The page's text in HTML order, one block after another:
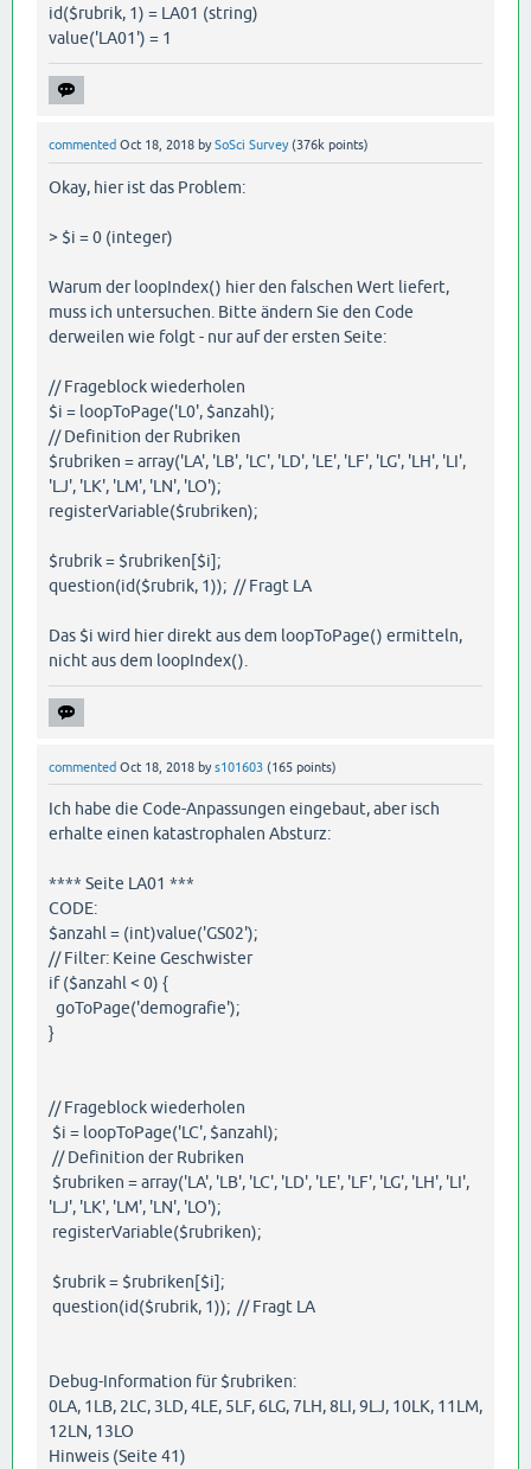
id($rubrik, 1) = LA01 (string)
value('LA01') = 1
commented Oct 18, 2018 bySoSci Survey (376k points)
Okay, hier ist das Problem:
> $i = 0 (integer)
Warum der loopIndex() hier den falschen Wert liefert,
muss ich untersuchen. Bitte ändern Sie den Code
derweilen wie folgt - nur auf der ersten Seite:
// Frageblock wiederholen
$i = loopToPage('L0', $anzahl);
// Definition der Rubriken
$rubriken = array('LA', 'LB', 'LC', 'LD', 'LE', 'LF', 'LG', 'LH', 'LI',
'LJ', 'LK', 'LM', 'LN', 'LO');
registerVariable($rubriken);
$rubrik = $rubriken[$i];
question(id($rubrik, 1)); // Fragt LA
Das $i wird hier direkt aus dem loopToPage() ermitteln,
nicht aus dem loopIndex().
commented Oct 18, 2018 bys101603 (165 points)
Ich habe die Code-Anpassungen eingebaut, aber isch
erhalte einen katastrophalen Absturz:
**** Seite LA01 ***
CODE:
$anzahl = (int)value('GS02');
// Filter: Keine Geschwister
if ($anzahl < 0) {
goToPage('demografie');
}
// Frageblock wiederholen
$i = loopToPage('LC', $anzahl);
// Definition der Rubriken
$rubriken = array('LA', 'LB', 'LC', 'LD', 'LE', 'LF', 'LG', 'LH', 'LI',
'LJ', 'LK', 'LM', 'LN', 'LO');
registerVariable($rubriken);
$rubrik = $rubriken[$i];
question(id($rubrik, 1)); // Fragt LA
Debug-Information für $rubriken:
0LA, 1LB, 2LC, 3LD, 4LE, 5LF, 6LG, 7LH, 8LI, 9LJ, 10LK, 11LM,
12LN, 13LO
Hinweis (Seite 41)